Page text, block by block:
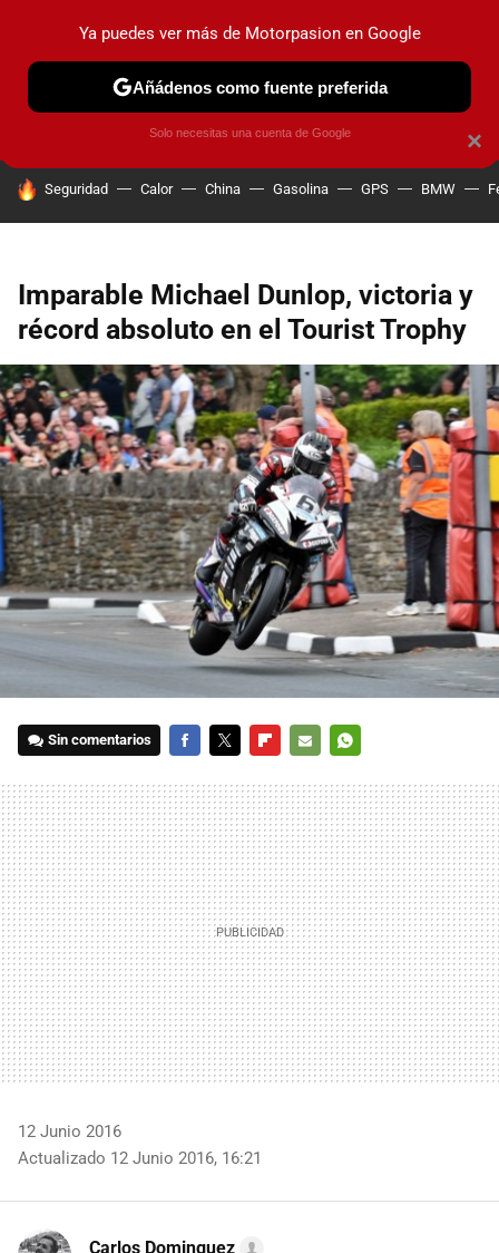
PRUEBAS COCHES ELÉCTRICOS OBSERVATORIO
HOY SE HABLA DE
Seguridad Calor China Gasolina GPS BMW
Imparable Michael Dunlop, victoria y
récord absoluto en el Tourist Trophy
Sin comentarios
MAIL
12 Junio 2016
Actualizado 12 Junio 2016, 16:21
Carlos Dominguez
×
Ya puedes ver más de Motorpasion en Google
Añádenos como fuente preferida
Solo necesitas una cuenta de Google